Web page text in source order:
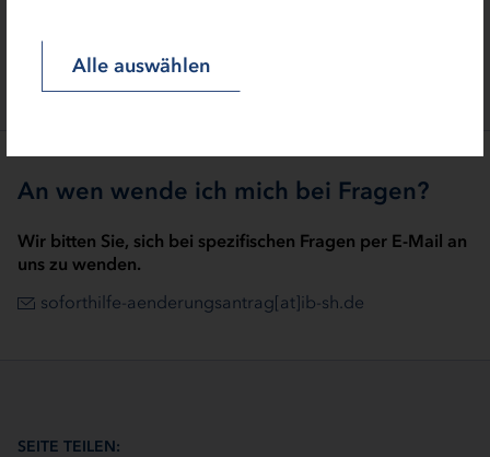
Alle auswählen
Landesprogramm
An wen wende ich mich bei Fragen?
Wir bitten Sie, sich bei spezifischen Fragen per E-Mail an
uns zu wenden.
soforthilfe-aenderungsantrag[at]ib-sh.de
SEITE TEILEN: